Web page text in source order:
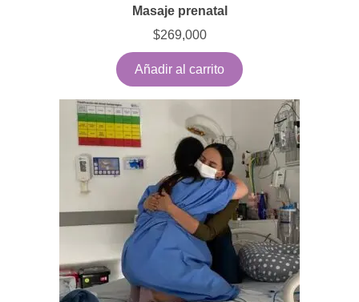
Masaje prenatal
$269,000
Añadir al carrito